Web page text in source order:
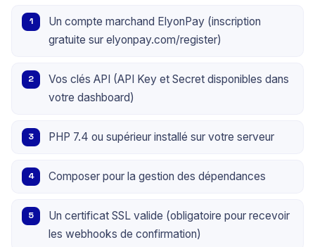
Un compte marchand ElyonPay (inscription
gratuite sur elyonpay.com/register)
Vos clés API (API Key et Secret disponibles dans
votre dashboard)
PHP 7.4 ou supérieur installé sur votre serveur
Composer pour la gestion des dépendances
Un certificat SSL valide (obligatoire pour recevoir
les webhooks de confirmation)